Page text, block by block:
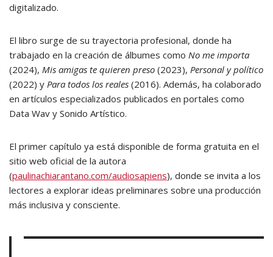
digitalizado.
El libro surge de su trayectoria profesional, donde ha
trabajado en la creación de álbumes como No me importa
(2024), Mis amigas te quieren preso (2023), Personal y político
(2022) y Para todos los reales (2016). Además, ha colaborado
en artículos especializados publicados en portales como
Data Wav y Sonido Artístico.
El primer capítulo ya está disponible de forma gratuita en el
sitio web oficial de la autora
(paulinachiarantano.com/audiosapiens), donde se invita a los
lectores a explorar ideas preliminares sobre una producción
más inclusiva y consciente.